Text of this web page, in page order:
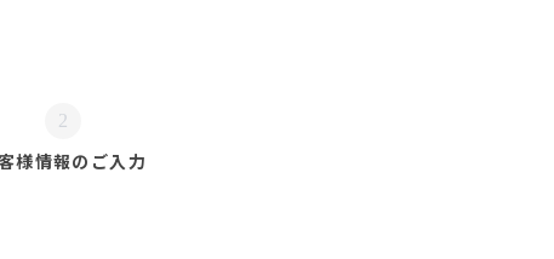
2
様情報の ご入力